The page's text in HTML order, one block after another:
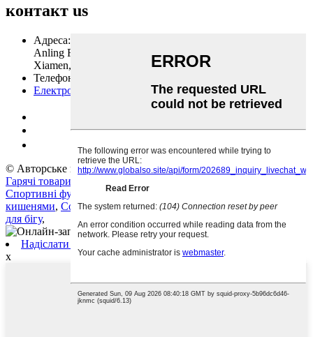
контакт us
Адреса:
Anling Road, Huli Hi-tech Industrial Development Zone,
Xiamen, 361009, China
Телефон:
Електронна пошта:
fung@fungsports.com
© Авторське право - 2010-2022: Усі права захищено.
Гарячі товари
Спортивні футболки ,Велосипедний одяг
кишенями, Сорочка для йоги,Спортивна сорочка,Футболки
для бігу,
Надіслати електронного листа
x